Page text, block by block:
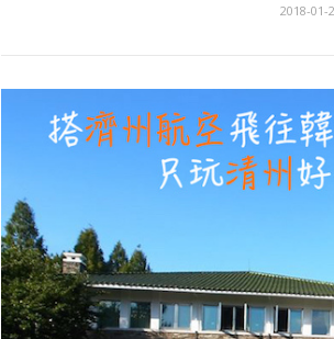
2018-01-